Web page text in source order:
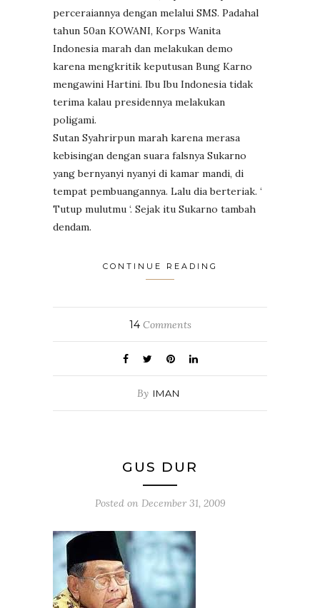
perceraiannya dengan melalui SMS. Padahal
tahun 50an KOWANI, Korps Wanita
Indonesia marah dan melakukan demo
karena mengkritik keputusan Bung Karno
mengawini Hartini. Ibu Ibu Indonesia tidak
terima kalau presidennya melakukan
poligami.
Sutan Syahrirpun marah karena merasa
kebisingan dengan suara falsnya Sukarno
yang bernyanyi nyanyi di kamar mandi, di
tempat pembuangannya. Lalu dia berteriak. ‘
Tutup mulutmu ‘. Sejak itu Sukarno tambah
dendam.
CONTINUE READING
14Comments
By IMAN
GUS DUR
Posted on December 31, 2009